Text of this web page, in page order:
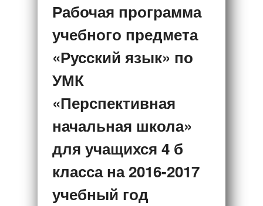
Рабочая программа
учебного предмета
«Русский язык» по
УМК
«Перспективная
начальная школа»
для учащихся 4 б
класса на 2016-2017
учебный год